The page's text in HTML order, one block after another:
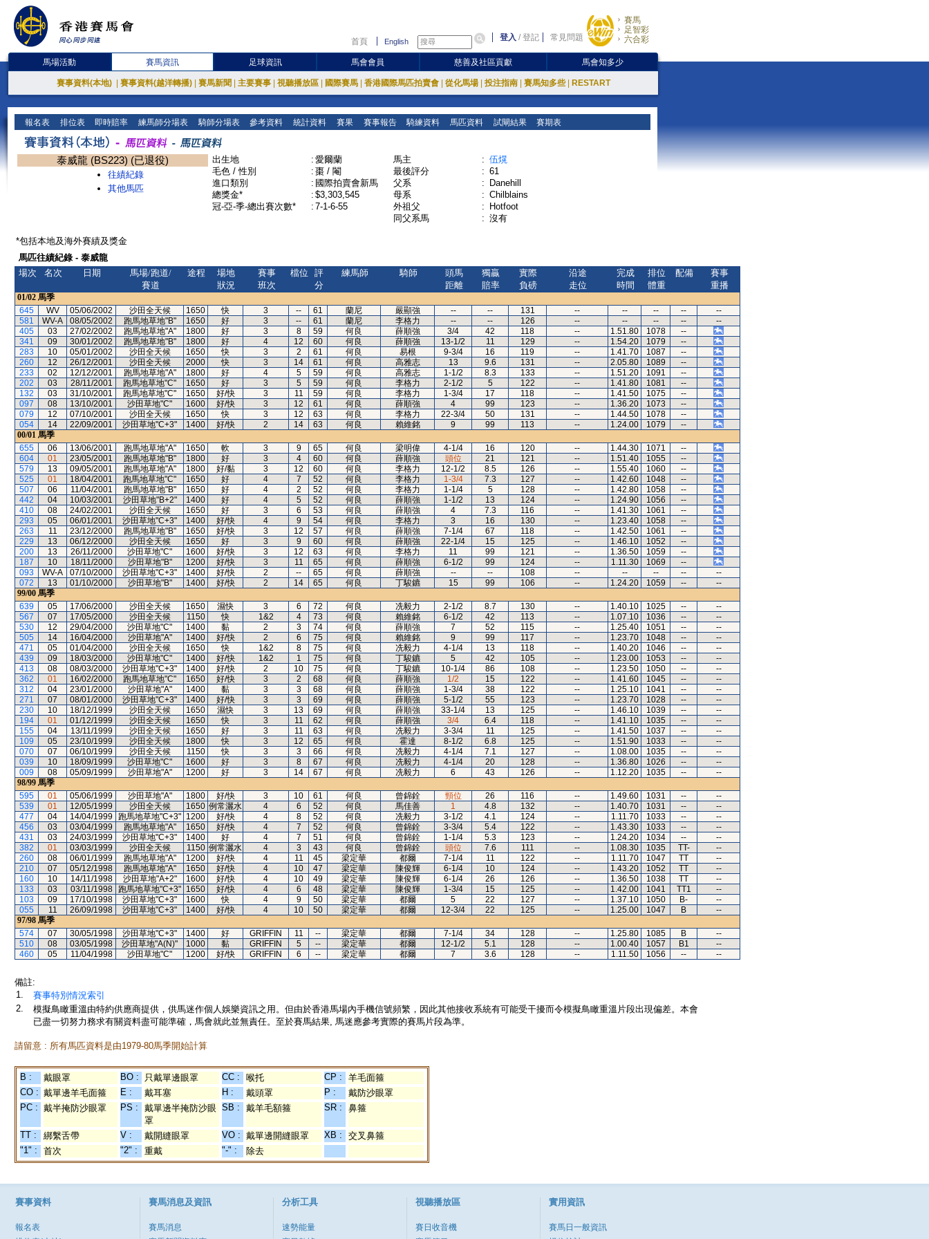
首頁 English 登入 /登記 常見問題
賽馬
足智彩
六合彩
馬場活動 賽馬資訊 足球資訊 馬會會員 慈善及社區貢獻 馬會知多少
賽事資料(本地) 賽事資料(越洋轉播) 賽馬新聞 主要賽事 視聽播放區 國際賽馬 香港國際馬匹拍賣會 從化馬場 投注指南 賽馬知多些 RESTART
報名表 排位表 即時賠率 練馬師分場表 騎師分場表 參考資料 統計資料 賽果 賽事報告 騎練資料 馬匹資料 試閘結果 賽期表
泰威龍 (BS223) (已退役)
往績紀錄
其他馬匹
出生地 : 愛爾蘭
毛色 / 性別
: 棗 / 閹
進口類別
: 國際拍賣會新馬
總獎金*
: $3,303,545
冠-亞-季-總出賽次數*
: 7-1-6-55
馬主 : 伍熀
最後評分
: 61
父系
:
Danehill
母系
: Chilblains
外祖父
:
Hotfoot
同父系馬
: 沒有
*包括本地及海外賽績及獎金
馬匹往績紀錄 - 泰威龍
場次
名次 日期
馬場/跑道/
賽道
途程
場地
狀況
賽事
班次
檔位
評
分
練馬師 騎師
頭馬
距離
獨贏
賠率
實際
負磅
沿途
走位
完成
時間
排位
體重
配備
賽事
重播
01/02 馬季
645
WV 05/06/2002 沙田全天候 1650 快 3 -- 61 蘭尼 嚴顯強 -- -- 131 -- -- -- --
--
581
WV-A 08/05/2002 跑馬地草地"B" 1650 好 3 -- 61 蘭尼 李格力 -- -- 126 -- -- -- --
--
405
03 27/02/2002 跑馬地草地"A" 1800 好 3 8 59 何良 薛順強 3/4 42 118 -- 1.51.80 1078
--
341
09 30/01/2002 跑馬地草地"B" 1800 好 4 12 60 何良 薛順強 13-1/2 11 129 -- 1.54.20 1079
--
283
10 05/01/2002 沙田全天候 1650 快 3 2 61 何良 易根 9-3/4 16 119 -- 1.41.70 1087
--
260
12 26/12/2001 沙田全天候 2000 快 3 14 61 何良 高雅志 13 9.6 131 -- 2.05.80 1089
--
233
02 12/12/2001 跑馬地草地"A" 1800 好 4 5 59 何良 高雅志 1-1/2 8.3 133 -- 1.51.20 1091
--
202
03 28/11/2001 跑馬地草地"C" 1650 好 3 5 59 何良 李格力 2-1/2 5 122 -- 1.41.80 1081
--
132
03 31/10/2001 跑馬地草地"C" 1650 好/快 3 11 59 何良 李格力 1-3/4 17 118 -- 1.41.50 1075
--
097
08 13/10/2001 沙田草地"C" 1600 好/快 3 12 61 何良 薛順強 4 99 123 -- 1.36.20 1073
--
079
12 07/10/2001 沙田全天候 1650 快 3 12 63 何良 李格力 22-3/4 50 131 -- 1.44.50 1078
--
054
14 22/09/2001 沙田草地"C+3" 1400 好/快 2 14 63 何良 賴維銘 9 99 113 -- 1.24.00 1079
--
00/01 馬季
655
06 13/06/2001 跑馬地草地"A" 1650 軟 3 9 65 何良 梁明偉 4-1/4 16 120 -- 1.44.30 1071
--
604
01 23/05/2001 跑馬地草地"B" 1800 好 3 4 60 何良 薛順強 頭位 21 121 -- 1.51.40 1055
--
579
13 09/05/2001 跑馬地草地"A" 1800 好/黏 3 12 60 何良 李格力 12-1/2 8.5 126 -- 1.55.40 1060
--
525
01 18/04/2001 跑馬地草地"C" 1650 好 4 7 52 何良 李格力 1-3/4 7.3 127 -- 1.42.60 1048
--
507
06 11/04/2001 跑馬地草地"B" 1650 好 4 2 52 何良 李格力 1-1/4 5 128 -- 1.42.80 1058
--
442
04 10/03/2001 沙田草地"B+2" 1400 好 4 5 52 何良 薛順強 1-1/2 13 124 -- 1.24.90 1056
--
410
08 24/02/2001 沙田全天候 1650 好 3 6 53 何良 薛順強 4 7.3 116 -- 1.41.30 1061
--
293
05 06/01/2001 沙田草地"C+3" 1400 好/快 4 9 54 何良 李格力 3 16 130 -- 1.23.40 1058
--
263
11 23/12/2000 跑馬地草地"B" 1650 好/快 3 12 57 何良 薛順強 7-1/4 67 118 -- 1.42.50 1061
--
229
13 06/12/2000 沙田全天候 1650 好 3 9 60 何良 薛順強 22-1/4 15 125 -- 1.46.10 1052
--
200
13 26/11/2000 沙田草地"C" 1600 好/快 3 12 63 何良 李格力 11 99 121 -- 1.36.50 1059
--
187
10 18/11/2000 沙田草地"B" 1200 好/快 3 11 65 何良 薛順強 6-1/2 99 124 -- 1.11.30 1069
--
093
WV-A 07/10/2000 沙田草地"C+3" 1400 好/快 2 -- 65 何良 薛順強 -- -- 108 -- -- -- --
--
072
13 01/10/2000 沙田草地"B" 1400 好/快 2 14 65 何良 丁駿鑣 15 99 106 -- 1.24.20 1059 --
--
99/00 馬季
639
05 17/06/2000 沙田全天候 1650 濕快 3 6 72 何良 冼毅力 2-1/2 8.7 130 -- 1.40.10 1025 --
--
567
07 17/05/2000 沙田全天候 1150 快 1&2 4 73 何良 賴維銘 6-1/2 42 113 -- 1.07.10 1036 --
--
530
12 29/04/2000 沙田草地"C" 1400 黏 2 3 74 何良 薛順強 7 52 115 -- 1.25.40 1051 --
--
505
14 16/04/2000 沙田草地"A" 1400 好/快 2 6 75 何良 賴維銘 9 99 117 -- 1.23.70 1048 --
--
471
05 01/04/2000 沙田全天候 1650 快 1&2 8 75 何良 冼毅力 4-1/4 13 118 -- 1.40.20 1046 --
--
439
09 18/03/2000 沙田草地"C" 1400 好/快 1&2 1 75 何良 丁駿鑣 5 42 105 -- 1.23.00 1053 --
--
413
08 08/03/2000 沙田草地"C+3" 1400 好/快 2 10 75 何良 丁駿鑣 10-1/4 86 108 -- 1.23.50 1050 --
--
362
01 16/02/2000 跑馬地草地"C" 1650 好/快 3 2 68 何良 薛順強 1/2 15 122 -- 1.41.60 1045 --
--
312
04 23/01/2000 沙田草地"A" 1400 黏 3 3 68 何良 薛順強 1-3/4 38 122 -- 1.25.10 1041 --
--
271
07 08/01/2000 沙田草地"C+3" 1400 好/快 3 3 69 何良 薛順強 5-1/2 55 123 -- 1.23.70 1028 --
--
230
10 18/12/1999 沙田全天候 1650 濕快 3 13 69 何良 薛順強 33-1/4 13 125 -- 1.46.10 1039 --
--
194
01 01/12/1999 沙田全天候 1650 快 3 11 62 何良 薛順強 3/4 6.4 118 -- 1.41.10 1035 --
--
155
04 13/11/1999 沙田全天候 1650 好 3 11 63 何良 冼毅力 3-3/4 11 125 -- 1.41.50 1037 --
--
109
05 23/10/1999 沙田全天候 1800 快 3 12 65 何良 霍達 8-1/2 6.8 125 -- 1.51.90 1033 --
--
070
07 06/10/1999 沙田全天候 1150 快 3 3 66 何良 冼毅力 4-1/4 7.1 127 -- 1.08.00 1035 --
--
039
10 18/09/1999 沙田草地"C" 1600 好 3 8 67 何良 冼毅力 4-1/4 20 128 -- 1.36.80 1026 --
--
009
08 05/09/1999 沙田草地"A" 1200 好 3 14 67 何良 冼毅力 6 43 126 -- 1.12.20 1035 --
--
98/99 馬季
595
01 05/06/1999 沙田草地"A" 1800 好/快 3 10 61 何良 曾錦銓 頸位 26 116 -- 1.49.60 1031 --
--
539
01 12/05/1999 沙田全天候 1650 例常灑水 4 6 52 何良 馬佳善 1 4.8 132 -- 1.40.70 1031 --
--
477
04 14/04/1999 跑馬地草地"C+3" 1200 好/快 4 8 52 何良 冼毅力 3-1/2 4.1 124 -- 1.11.70 1033 --
--
456
03 03/04/1999 跑馬地草地"A" 1650 好/快 4 7 52 何良 曾錦銓 3-3/4 5.4 122 -- 1.43.30 1033 --
--
431
03 24/03/1999 沙田草地"C+3" 1400 好 4 7 51 何良 曾錦銓 1-1/4 5.3 123 -- 1.24.20 1034 --
--
382
01 03/03/1999 沙田全天候 1150 例常灑水 4 3 43 何良 曾錦銓 頭位 7.6 111 -- 1.08.30 1035 TT-
--
260
08 06/01/1999 跑馬地草地"A" 1200 好/快 4 11 45 梁定華 都爾 7-1/4 11 122 -- 1.11.70 1047 TT
--
210
07 05/12/1998 跑馬地草地"A" 1650 好/快 4 10 47 梁定華 陳俊輝 6-1/4 10 124 -- 1.43.20 1052 TT
--
160
10 14/11/1998 沙田草地"A+2" 1600 好/快 4 10 49 梁定華 陳俊輝 6-1/4 26 126 -- 1.36.50 1038 TT
--
133
03 03/11/1998 跑馬地草地"C+3" 1650 好/快 4 6 48 梁定華 陳俊輝 1-3/4 15 125 -- 1.42.00 1041 TT1
--
103
09 17/10/1998 沙田草地"C+3" 1600 快 4 9 50 梁定華 都爾 5 22 127 -- 1.37.10 1050 B-
--
055
11 26/09/1998 沙田草地"C+3" 1400 好/快 4 10 50 梁定華 都爾 12-3/4 22 125 -- 1.25.00 1047 B
--
97/98 馬季
574
07 30/05/1998 沙田草地"C+3" 1400 好 GRIFFIN 11 -- 梁定華 都爾 7-1/4 34 128 -- 1.25.80 1085 B
--
510
08 03/05/1998 沙田草地"A(N)" 1000 黏 GRIFFIN 5 -- 梁定華 都爾 12-1/2 5.1 128 -- 1.00.40 1057 B1
--
460
05 11/04/1998 沙田草地"C" 1200 好/快 GRIFFIN 6 -- 梁定華 都爾 7 3.6 128 -- 1.11.50 1056 -- --
備註:
1.
賽事特別情況索引
2.
模擬鳥瞰重溫由特約供應商提供，供馬迷作個人娛樂資訊之用。但由於香港馬場內手機信號頻繁，因此其他接收系統有可能受干擾而令模擬鳥瞰重溫片段出現偏差。本會
已盡一切努力務求有關資料盡可能準確，馬會就此並無責任。至於賽馬結果, 馬迷應參考實際的賽馬片段為準。
請留意 : 所有馬匹資料是由1979-80馬季開始計算
B : 戴眼罩 BO : 只戴單邊眼罩 CC : 喉托 CP :
羊毛面箍
CO : 戴單邊羊毛面箍 E : 戴耳塞 H : 戴頭罩 P :
戴防沙眼罩
PC : 戴半掩防沙眼罩 PS :
戴單邊半掩防沙眼
罩
SB : 戴羊毛額箍 SR : 鼻箍
TT : 綁繫舌帶 V : 戴開縫眼罩 VO : 戴單邊開縫眼罩 XB :
交叉鼻箍
"1" :
首次 "2" : 重戴 "-" : 除去
賽事資料
報名表
賽馬消息及資訊
賽馬消息
分析工具
速勢能量
視聽播放區
賽日收音機
實用資訊
賽馬日一般資訊